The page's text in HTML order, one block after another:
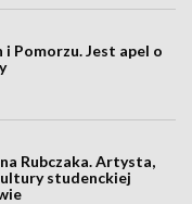
i Pomorzu. Jest apel o
Rubczaka. Artysta,
studenckiej